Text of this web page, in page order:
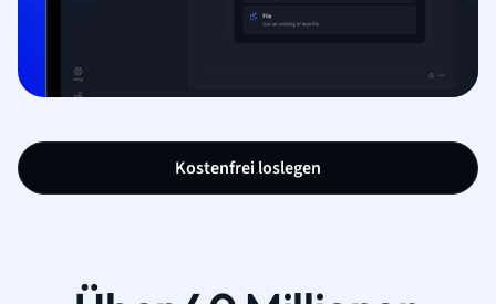
Kostenfrei loslegen